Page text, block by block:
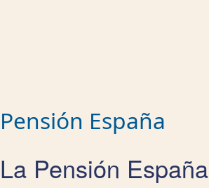
Pensión España
La Pensión